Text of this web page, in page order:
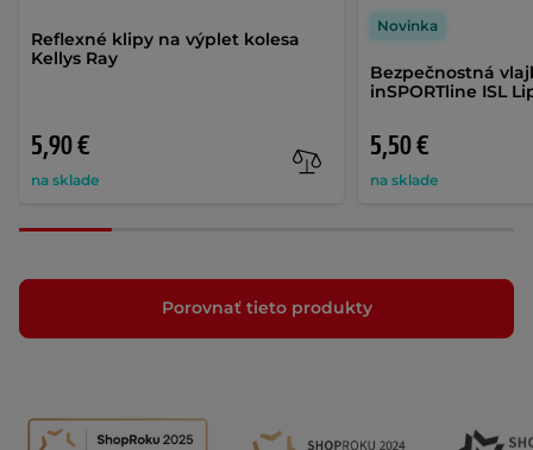
Reflexné klipy na výplet kolesa
Kellys Ray
5,90 €
na sklade
Bezpečnostná
inSPORTline ISL
5,50 €
na sklade
Novinka
Porovnať tieto produkty